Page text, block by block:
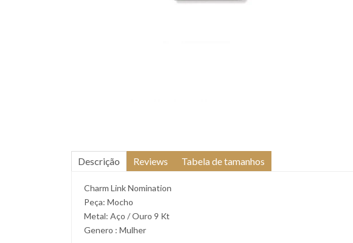
Descrição Reviews Tabela de tamanhos
Charm Link Nomination
Peça: Mocho
Metal: Aço / Ouro 9 Kt
Genero : Mulher